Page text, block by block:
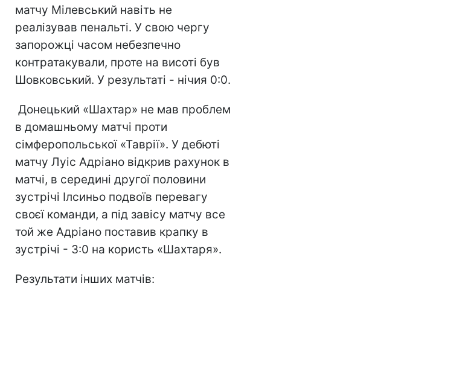
матчу Мілевський навіть не
реалізував пенальті. У свою чергу
запорожці часом небезпечно
контратакували, проте на висоті був
Шовковський. У результаті - нічия 0:0.
Донецький «Шахтар» не мав проблем
в домашньому матчі проти
сімферопольської «Таврії». У дебюті
матчу Луіс Адріано відкрив рахунок в
матчі, в середині другої половини
зустрічі Ілсиньо подвоїв перевагу
своєї команди, а під завісу матчу все
той же Адріано поставив крапку в
зустрічі - 3:0 на користь «Шахтаря».
Результати інших матчів: